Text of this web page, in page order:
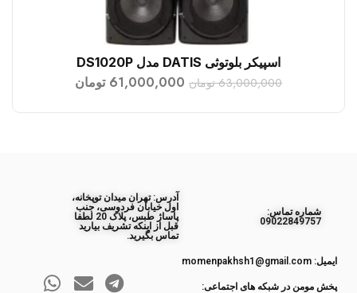
افزودن به سبد خریداسپیکر بلوتوثی DATIS مدل DS1020P
63,000,000 تومان 61,000,000 تومان
ﺷﻤﺎره ﺗﻤﺎس:
09022849757
آدرس: تهران میدان توپخانه،
اول خیابان فردوسی، جنب
پاساژ طبس، پلاک 20 لطفا
قبل از اینکه تشریف بیارید
تماس بگیرید.
ایمیل: momenpakhsh1@gmail.com
پخش مومن در شبکه های اجتماعی: